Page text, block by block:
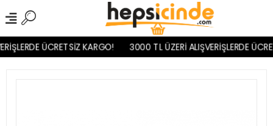
ÜCRETSİZ KARGO! 3000 TL ÜZERİ ALIŞVERİŞLERDE